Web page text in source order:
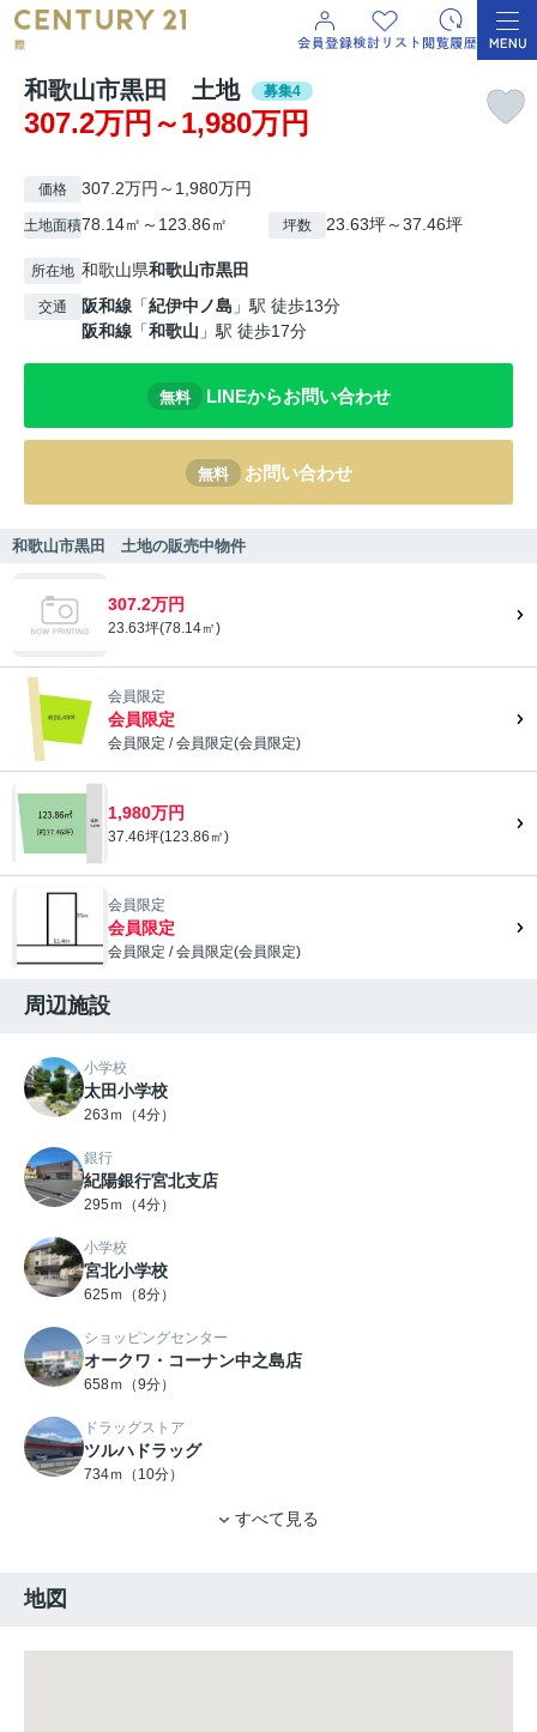
和歌山市黒田 土地 募集4
307.2万円～1,980万円
価格 307.2万円～1,980万円
土地面積78.14㎡～123.86㎡ 坪数 23.63坪～37.46坪
所在地 和歌山県和歌山市黒田
交通 阪和線 「紀伊中ノ島 」駅 徒歩13分
阪和線 「和歌山 」駅 徒歩17分
無料 LINEからお問い合わせ
無料 お問い合わせ
和歌山市黒田 土地の販売中物件
307.2万円
23.63坪(78.14㎡)
会員限定">
会員限定
会員限定
会員限定 /会員限定(会員限定)
1,980万円
37.46坪(123.86㎡)
会員限定
会員限定
会員限定 /会員限定(会員限定)
周辺施設
小学校
太田小学校
263ｍ（4分）
銀行
紀陽銀行宮北支店
295ｍ（4分）
小学校
宮北小学校
625ｍ（8分）
ショッピングセンター
オークワ・コーナン中之島店
658ｍ（9分）
ドラッグストア
ツルハドラッグ
734ｍ（10分）
すべて見る
地図